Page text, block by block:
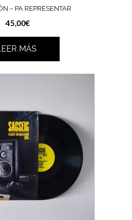
– PA REPRESENTAR
45,00€
MÁS